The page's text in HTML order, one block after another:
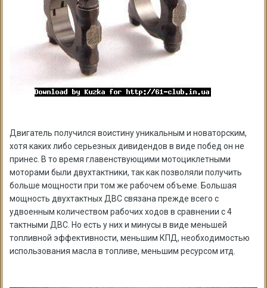
Двигатель получился воистину уникальным и новаторским,
хотя каких либо серьезных дивидендов в виде побед он не
принес. В то время главенствующими мотоциклетными
моторами были двухтактники, так как позволяли получить
больше мощности при том же рабочем объеме. Большая
мощность двухтактных ДВС связана прежде всего с
удвоенным количеством рабочих ходов в сравнении с 4
тактными ДВС. Но есть у них и минусы в виде меньшей
топливной эффективности, меньшим КПД, необходимостью
использования масла в топливе, меньшим ресурсом итд.